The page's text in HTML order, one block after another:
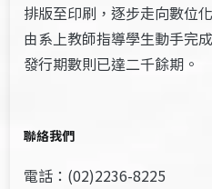
排版至印刷，逐步走向數位
由系上教師指導學生動手完
發行期數則已達二千餘期。
聯絡我們
電話：(02)2236-8225